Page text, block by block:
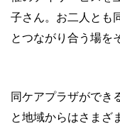
子さん。お二人とも
とつながり合う場を
同ケアプラザができ
と地域からはさまざ